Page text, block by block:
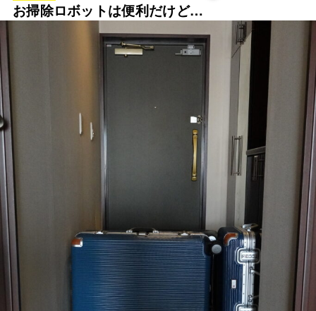
お掃除ロボットは便利だけど…